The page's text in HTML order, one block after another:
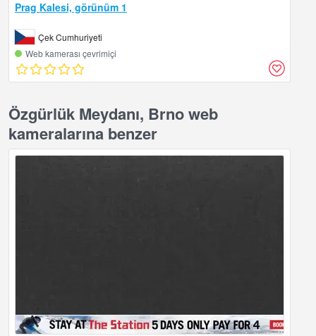
Prag Kalesi, görünüm 1
Çek Cumhuriyeti
Web kamerası çevrimiçi
Özgürlük Meydanı, Brno web
kameralarına benzer